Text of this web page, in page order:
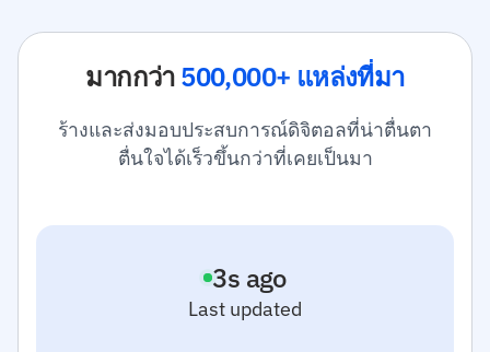
มากกว่า500,000+ แหล่งที่มา
ร้างและส่งมอบประสบการณ์ดิจิตอลที่น่าตื่นตา
ตื่นใจได้เร็วขึ้นกว่าที่เคยเป็นมา
Last updated
4s ago